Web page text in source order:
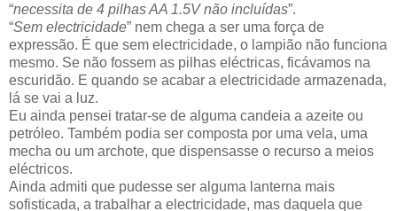
“necessita de 4 pilhas AA 1.5V não incluídas”.
“Sem electricidade” nem chega a ser uma força de
expressão. É que sem electricidade, o lampião não funciona
mesmo. Se não fossem as pilhas eléctricas, ficávamos na
escuridão. E quando se acabar a electricidade armazenada,
lá se vai a luz.
Eu ainda pensei tratar-se de alguma candeia a azeite ou
petróleo. Também podia ser composta por uma vela, uma
mecha ou um archote, que dispensasse o recurso a meios
eléctricos.
Ainda admiti que pudesse ser alguma lanterna mais
sofisticada, a trabalhar a electricidade, mas daquela que